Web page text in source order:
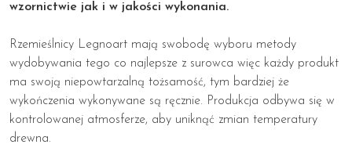
wzornictwie jak i w jakości wykonania.
Rzemieślnicy Legnoart mają swobodę wyboru metody
wydobywania tego co najlepsze z surowca więc każdy produkt
ma swoją niepowtarzalną tożsamość, tym bardziej że
wykończenia wykonywane są ręcznie. Produkcja odbywa się w
kontrolowanej atmosferze, aby uniknąć zmian temperatury
drewna.